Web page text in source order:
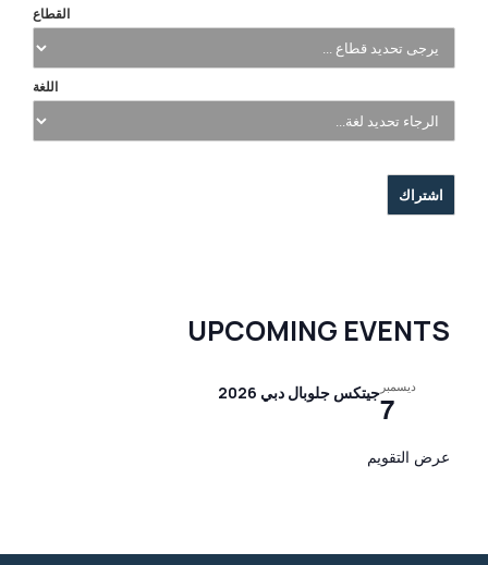
القطاع
اللغة
UPCOMING EVENTS
ديسمبر
7جيتكس جلوبال دبي 2026
عرض التقويم